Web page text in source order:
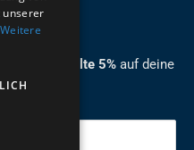
an und erhalte 5% auf deine
unserer
Weitere